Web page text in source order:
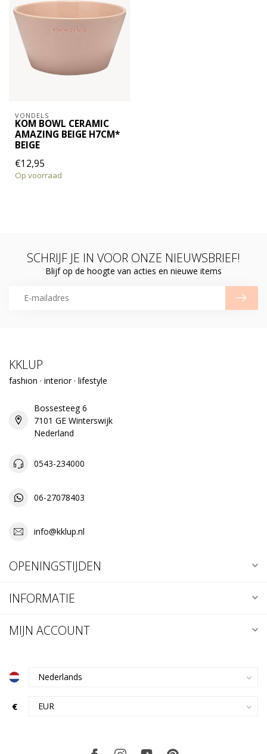
VONDELS
KOM BOWL CERAMIC
AMAZING BEIGE H7CM*
BEIGE
€12,95
Op voorraad
SCHRIJF JE IN VOOR ONZE NIEUWSBRIEF!
Blijf op de hoogte van acties en nieuwe items
KKLUP
fashion · interior · lifestyle
Bossesteeg 6
7101 GE Winterswijk
Nederland
0543-234000
06-27078403
info@kklup.nl
OPENINGSTIJDEN
INFORMATIE
MIJN ACCOUNT
€